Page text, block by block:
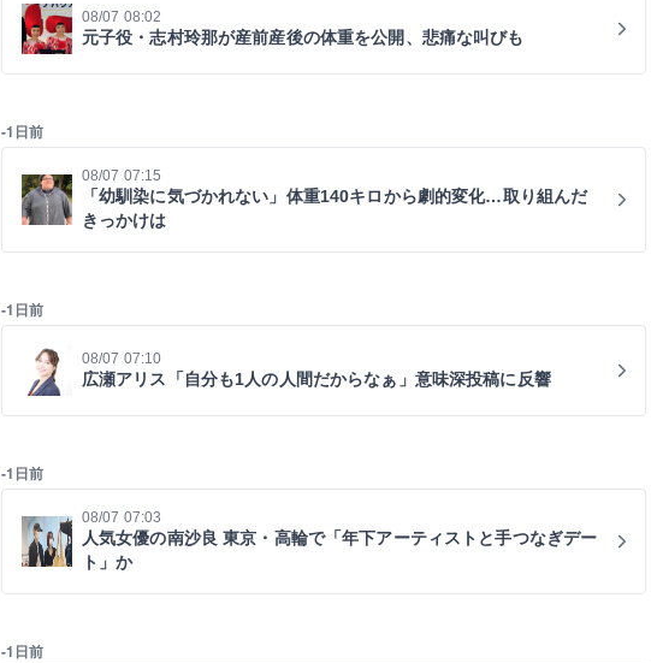
08/07 08:02
元子役・志村玲那が産前産後の体重を公開、悲痛な叫びも
-1日前
08/07 07:15
「幼馴染に気づかれない」体重140キロから劇的変化…取り組んだ
きっかけは
-1日前
08/07 07:10
広瀬アリス「自分も1人の人間だからなぁ」意味深投稿に反響
-1日前
08/07 07:03
人気女優の南沙良 東京・高輪で「年下アーティストと手つなぎデー
ト」か
-1日前